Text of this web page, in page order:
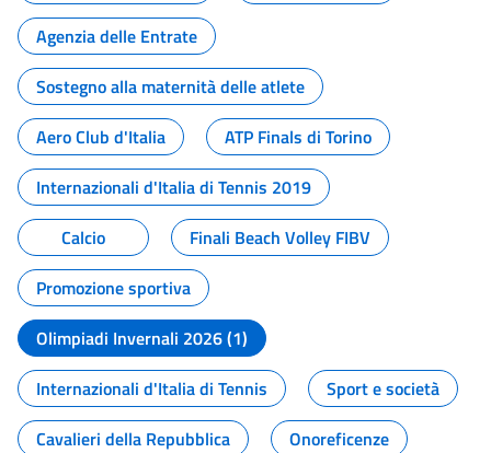
Agenzia delle Entrate
Sostegno alla maternità delle atlete
Aero Club d'Italia
ATP Finals di Torino
Internazionali d'Italia di Tennis 2019
Calcio
Finali Beach Volley FIBV
Promozione sportiva
Olimpiadi Invernali 2026 (1)
Internazionali d'Italia di Tennis
Sport e società
Cavalieri della Repubblica
Onoreficenze